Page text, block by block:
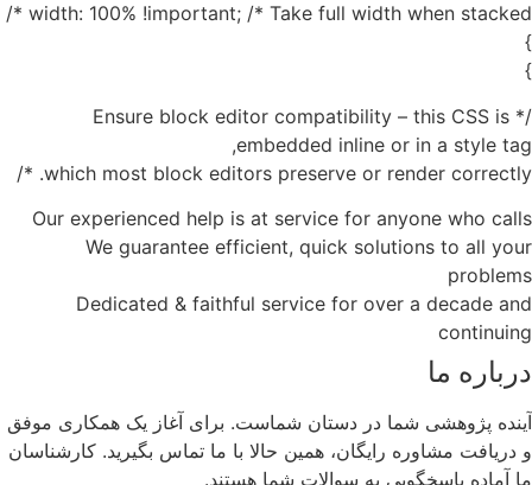
width: 100% !important; /* Take full width when stacked */
}
}
/* Ensure block editor compatibility – this CSS is
embedded inline or in a style tag,
which most block editors preserve or render correctly. */
Our experienced help is at service for anyone who calls
We guarantee efficient, quick solutions to all your
problems
Dedicated & faithful service for over a decade and
continuing
درباره ما
آینده پژوهشی شما در دستان شماست. برای آغاز یک همکاری موفق
و دریافت مشاوره رایگان، همین حالا با ما تماس بگیرید. کارشناسان
ما آماده پاسخگویی به سوالات شما هستند.